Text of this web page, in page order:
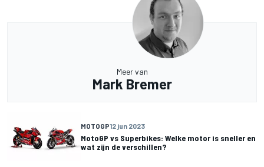
Meer van
Mark Bremer
MOTOGP12 jun 2023
MotoGP vs Superbikes: Welke motor is sneller en
wat zijn de verschillen?